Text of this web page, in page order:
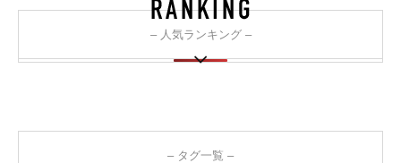
– 人気ランキング –
– タグ一覧 –